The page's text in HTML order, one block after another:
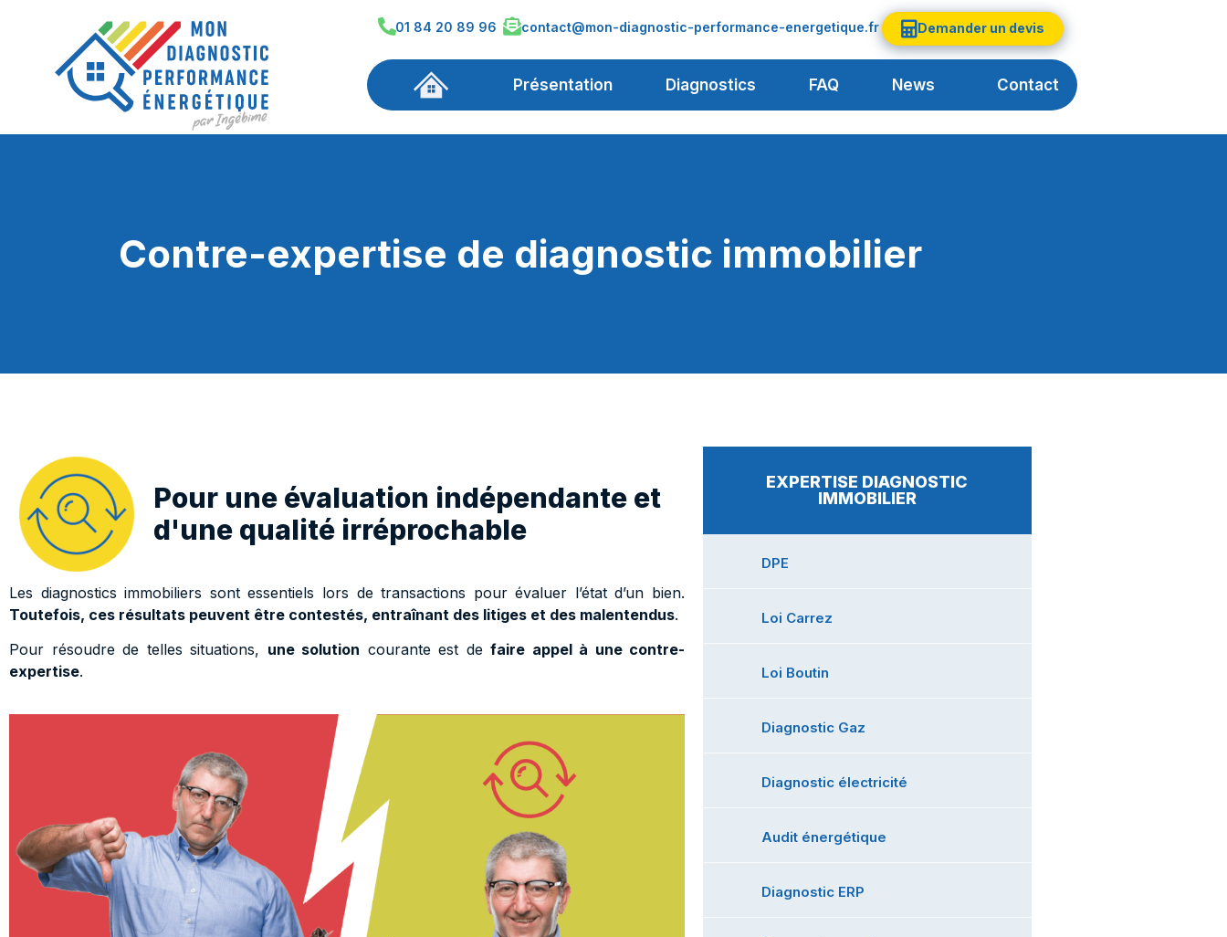
01 84 20 89 96 contact@mon-diagnostic-performance-energetique.fr Demander un devis
Présentation Diagnostics FAQ News Contact
Contre-expertise de diagnostic immobilier
Pour une évaluation indépendante et
d'une qualité irréprochable
Les diagnostics immobiliers sont essentiels lors de transactions pour évaluer l’état d’un bien.
Toutefois, ces résultats peuvent être contestés, entraînant des litiges et des malentendus.
Pour résoudre de telles situations, une solution courante est de faire appel à une contre-
expertise.
EXPERTISE DIAGNOSTIC
IMMOBILIER
DPE
Loi Carrez
Loi Boutin
Diagnostic Gaz
Diagnostic électricité
Audit énergétique
Diagnostic ERP